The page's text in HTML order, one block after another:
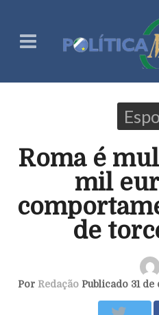
Roma é
mil
de
Por Redação Publicado 31